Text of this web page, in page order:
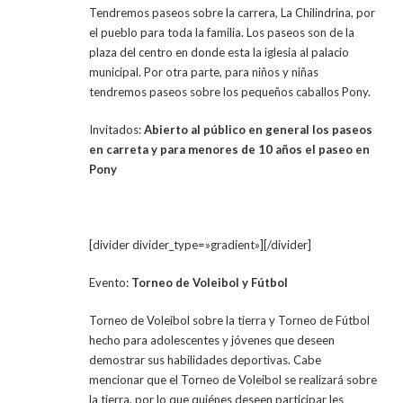
Tendremos paseos sobre la carrera, La Chilindrina, por
el pueblo para toda la familia. Los paseos son de la
plaza del centro en donde esta la iglesia al palacio
municipal. Por otra parte, para niños y niñas
tendremos paseos sobre los pequeños caballos Pony.
Invitados:Abierto al público en general los paseos
en carreta y para menores de 10 años el paseo en
Pony
[divider divider_type=»gradient»][/divider]
Evento: Torneo de Voleibol y Fútbol
Torneo de Voleibol sobre la tierra y Torneo de Fútbol
hecho para adolescentes y jóvenes que deseen
demostrar sus habilidades deportivas. Cabe
mencionar que el Torneo de Voleibol se realizará sobre
la tierra, por lo que quiénes deseen participar les